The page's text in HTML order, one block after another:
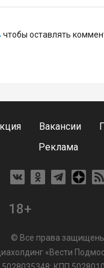
чтобы оставлять
Вакансии
Реклама
18+
© Все права
«Вести